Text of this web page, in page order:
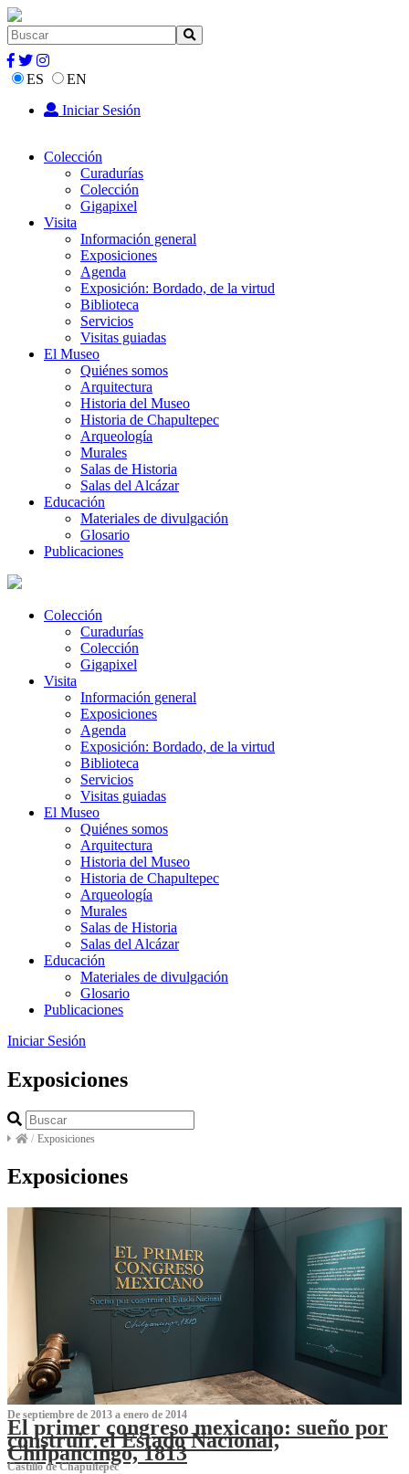
ES
EN
Iniciar Sesión
Colección
Curadurías
Colección
Gigapixel
Visita
Información general
Exposiciones
Agenda
Exposición: Bordado, de la virtud
Biblioteca
Servicios
Visitas guiadas
El Museo
Quiénes somos
Arquitectura
Historia del Museo
Historia de Chapultepec
Arqueología
Murales
Salas de Historia
Salas del Alcázar
Educación
Materiales de divulgación
Glosario
Publicaciones
Colección
Curadurías
Colección
Gigapixel
Visita
Información general
Exposiciones
Agenda
Exposición: Bordado, de la virtud
Biblioteca
Servicios
Visitas guiadas
El Museo
Quiénes somos
Arquitectura
Historia del Museo
Historia de Chapultepec
Arqueología
Murales
Salas de Historia
Salas del Alcázar
Educación
Materiales de divulgación
Glosario
Publicaciones
Iniciar Sesión
Exposiciones
/ Exposiciones
Exposiciones
De septiembre de 2013 a enero de 2014
El primer congreso mexicano: sueño por
construir el Estado Nacional,
Chilpancingo, 1813
Castillo de Chapultepec